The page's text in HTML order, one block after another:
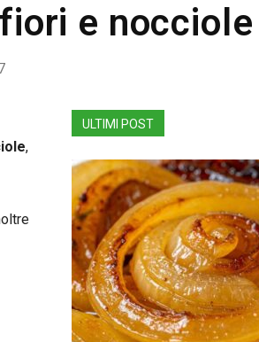
e nocciole
,
ULTIMI POST